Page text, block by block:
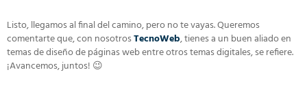
Listo, llegamos al final del camino, pero no te vayas. Queremos
comentarte que, con nosotrosTecnoWeb, tienes a un buen aliado en
temas de diseño de páginas web entre otros temas digitales, se refiere.
¡Avancemos, juntos! 😉